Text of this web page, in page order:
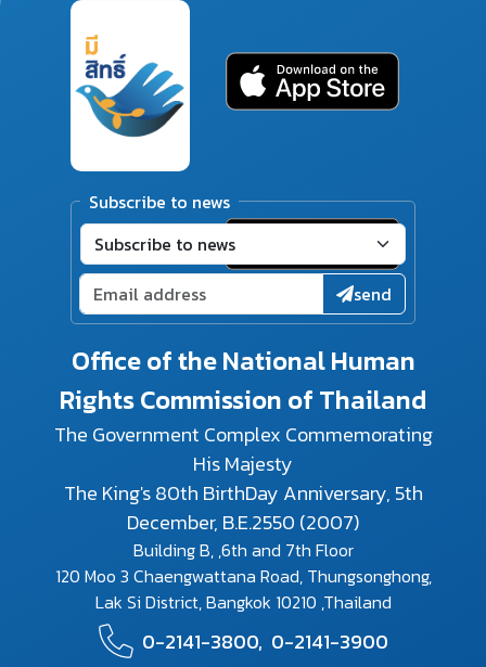
Office of the National Human
Rights Commission of Thailand
The Government Complex Commemorating
His Majesty
The King's 80th BirthDay Anniversary, 5th
December, B.E.2550 (2007)
Building B, ,6th and 7th Floor
120 Moo 3 Chaengwattana Road, Thungsonghong,
Lak Si District, Bangkok 10210 ,Thailand
0-2141-3800, 0-2141-3900
Subscribe to news
send